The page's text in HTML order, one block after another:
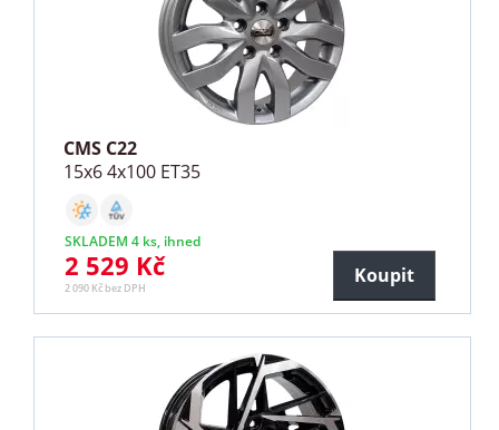
CMS C22
15x6 4x100 ET35
SKLADEM 4 ks, ihned
2 529 Kč
2 090 Kč bez DPH
Koupit